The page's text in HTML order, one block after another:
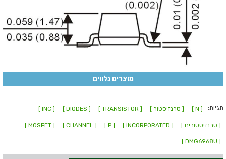
מוצרים נלווים
תגיות: [ N ] [ טרנזיסטור ] [ TRANSISTOR ]
[ DIODES ]
[ INC ]
[ טרנזיסטורים ] [ INCORPORATED ]
[ P ]
[ CHANNEL ]
[ MOSFET ]
[ DMG6968U ]